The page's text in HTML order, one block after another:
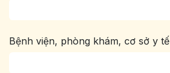
Bệnh viện, phòng khám, cơ sở y tế